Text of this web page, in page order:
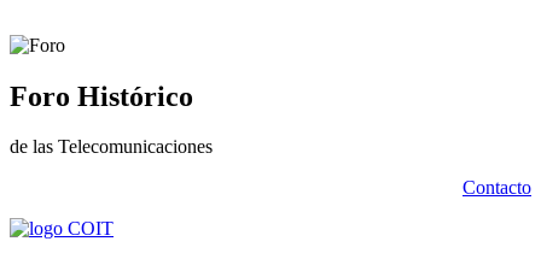
Foro Histórico
de las Telecomunicaciones
Contacto